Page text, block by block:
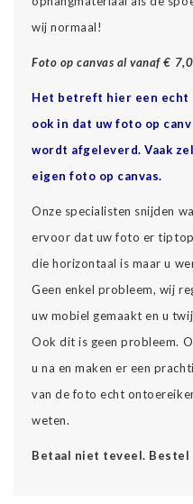
wij normaal!
Foto op canvas al vanaf €
Het betreft hier een
ook in dat uw foto op
wordt afgeleverd. Vaak
eigen foto op canvas.
Onze specialisten snijden
ervoor dat uw foto er
die horizontaal is maar u
Geen enkel probleem, wij
uw mobiel gemaakt en u
Ook dit is geen probleem.
u na en maken er een
van de foto echt
weten.
Betaal niet teveel.